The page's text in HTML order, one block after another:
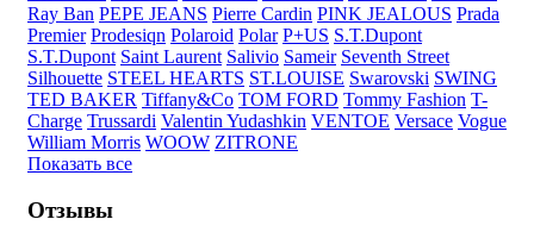
Ray Ban PEPE JEANS Pierre Cardin PINK JEALOUS Prada
Premier Prodesiqn Polaroid Polar P+US S.T.Dupont
S.T.Dupont Saint Laurent Salivio Sameir Seventh Street
Silhouette STEEL HEARTS ST.LOUISE Swarovski SWING
TED BAKER Tiffany&Co TOM FORD Tommy Fashion T-
Charge Trussardi Valentin Yudashkin VENTOE Versace Vogue
William Morris WOOW ZITRONE
Показать все
Отзывы